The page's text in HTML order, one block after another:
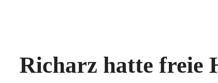
Richarz hatte freie